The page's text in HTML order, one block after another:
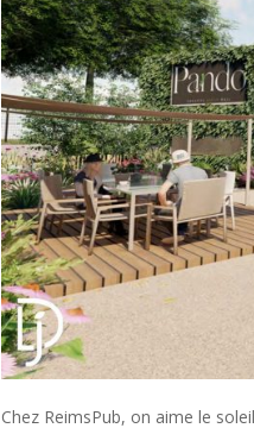
Chez ReimsPub, on aime le